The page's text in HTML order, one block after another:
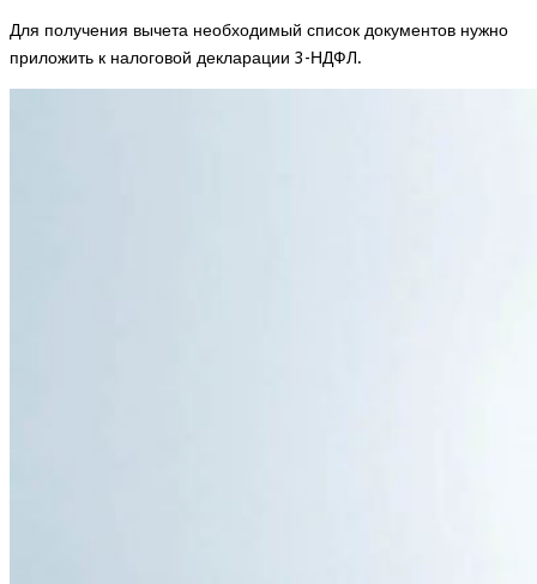
Для получения вычета необходимый список документов нужно
приложить к налоговой декларации 3-НДФЛ.